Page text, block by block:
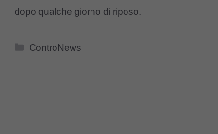
dopo qualche giorno di riposo.
Categorie
ControNews